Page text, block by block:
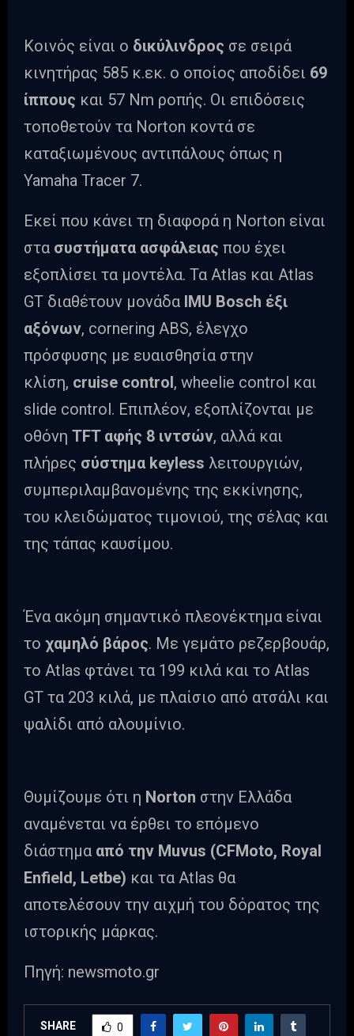
Κοινός είναι ο δικύλινδρος σε σειρά
κινητήρας 585 κ.εκ. ο οποίος αποδίδει 69
ίππους και 57 Nm ροπής. Οι επιδόσεις
τοποθετούν τα Norton κοντά σε
καταξιωμένους αντιπάλους όπως η
Yamaha Tracer 7.
Εκεί που κάνει τη διαφορά η Norton είναι
στα συστήματα ασφάλειας που έχει
εξοπλίσει τα μοντέλα. Τα Atlas και Atlas
GT διαθέτουν μονάδα IMU Bosch έξι
αξόνων, cornering ABS, έλεγχο
πρόσφυσης με ευαισθησία στην
κλίση, cruise control, wheelie control και
slide control. Επιπλέον, εξοπλίζονται με
οθόνη TFT αφής 8 ιντσών, αλλά και
πλήρες σύστημα keyless λειτουργιών,
συμπεριλαμβανομένης της εκκίνησης,
του κλειδώματος τιμονιού, της σέλας και
της τάπας καυσίμου.
Ένα ακόμη σημαντικό πλεονέκτημα είναι
το χαμηλό βάρος. Με γεμάτο ρεζερβουάρ,
το Atlas φτάνει τα 199 κιλά και το Atlas
GT τα 203 κιλά, με πλαίσιο από ατσάλι και
ψαλίδι από αλουμίνιο.
Θυμίζουμε ότι η Norton στην Ελλάδα
αναμένεται να έρθει το επόμενο
διάστημα από την Muvus (CFMoto, Royal
Enfield, Letbe) και τα Atlas θα
αποτελέσουν την αιχμή του δόρατος της
ιστορικής μάρκας.
Πηγή: newsmoto.gr
SHARE 0